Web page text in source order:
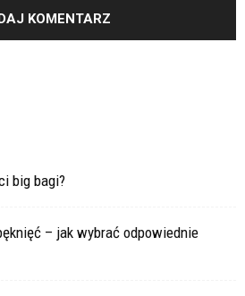
big bagi?
– jak wybrać odpowiednie